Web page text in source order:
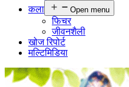
कला
Open menu
फिचर
जीवनशैली
खोज रिपोर्ट
मल्टिमिडिया